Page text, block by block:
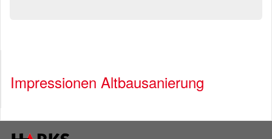
Impressionen Altbausanierung